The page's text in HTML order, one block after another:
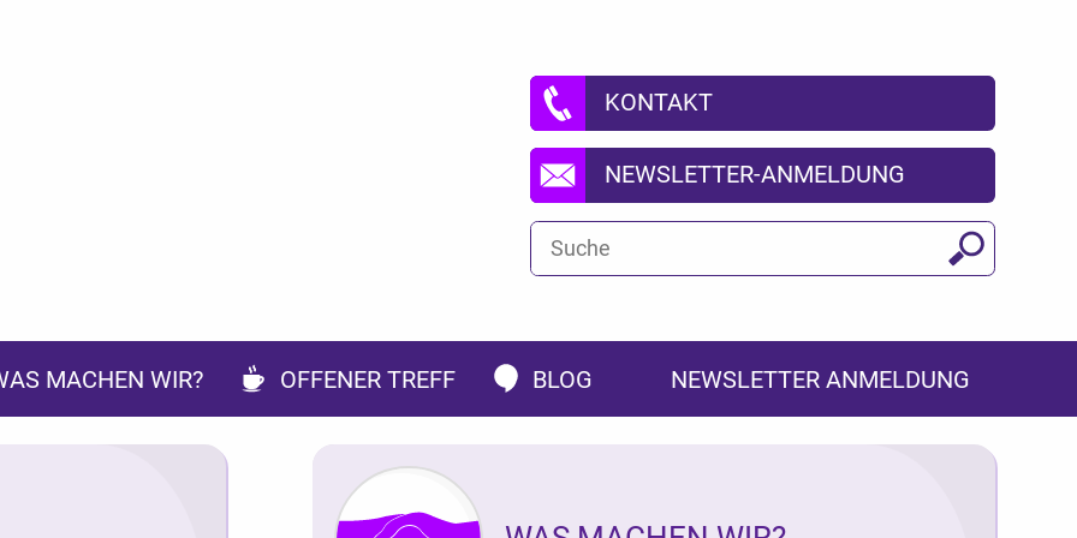
KONTAKT
NEWSLETTER-ANMELDUNG
Suchbegriff
Suchen
MACHEN WIR? OFFENER TREFF BLOG NEWSLETTER ANMELDUNG